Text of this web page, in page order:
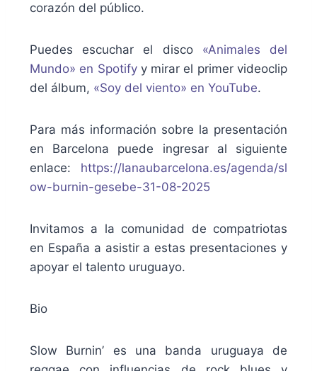
corazón del público.
Puedes escuchar el disco «Animales del
Mundo» en Spotifyy mirar el primer videoclip
del álbum, «Soy del viento» en YouTube.
Para más información sobre la presentación
en Barcelona puede ingresar al siguiente
enlace: https://lanaubarcelona.es/agenda/sl
ow-burnin-gesebe-31-08-2025
Invitamos a la comunidad de compatriotas
en España a asistir a estas presentaciones y
apoyar el talento uruguayo.
Bio
Slow Burnin’ es una banda uruguaya de